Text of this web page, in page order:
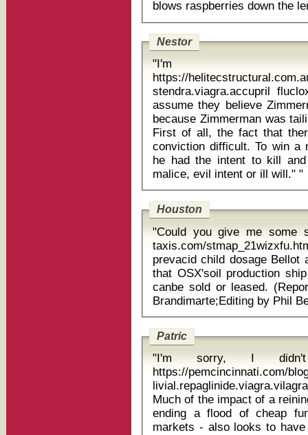
Nestor
"I'm
https://
stendra.viagra.accupril
assume they believe
because Zimmerman was
First of all, the fact that
conviction difficult. To win a
he had the intent to kill
malice, evil intent or ill will." "
Houston
"Could you give me some
taxis.com/
prevacid child dosage Bellot also told analysts in a conference call
that OSX'soil production
canbe sold or leased.
Patric
"I'm sorry, I
https://pemcincinnati.com/
Much of the impact of a
ending a flood of cheap
markets - also looks to